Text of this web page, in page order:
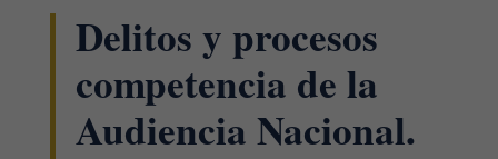
Delitos y procesos
competencia de la
Audiencia Nacional.